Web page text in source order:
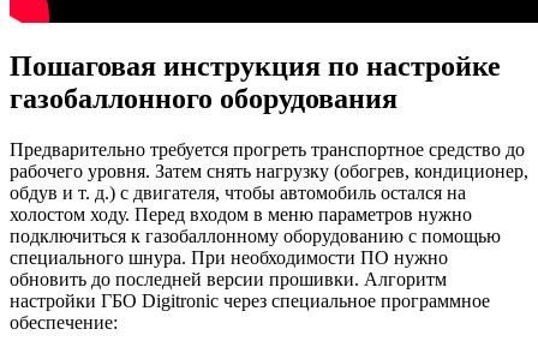
Пошаговая инструкция по настройке
газобаллонного оборудования
Предварительно требуется прогреть транспортное средство до
рабочего уровня. Затем снять нагрузку (обогрев, кондиционер,
обдув и т. д.) с двигателя, чтобы автомобиль остался на
холостом ходу. Перед входом в меню параметров нужно
подключиться к газобаллонному оборудованию с помощью
специального шнура. При необходимости ПО нужно
обновить до последней версии прошивки. Алгоритм
настройки ГБО Digitronic через специальное программное
обеспечение: